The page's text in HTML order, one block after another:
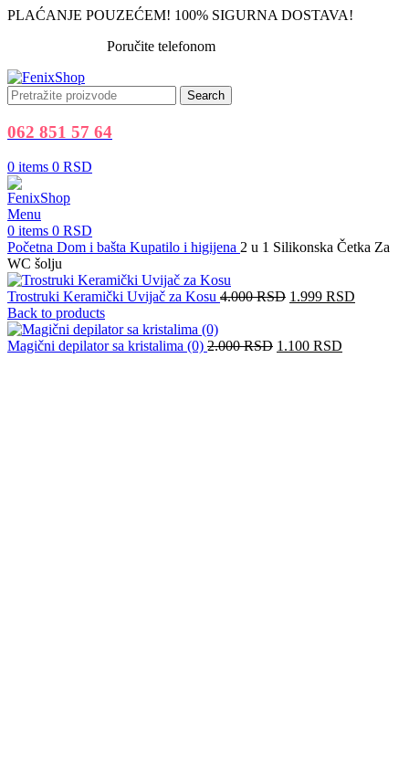
PLAĆANJE POUZEĆEM! 100% SIGURNA DOSTAVA!
Poručite telefonom
Search
062 851 57 64
0 items 0 RSD
Menu
0 items 0 RSD
Početna Dom i bašta Kupatilo i higijena 2 u 1 Silikonska Četka Za
WC šolju
Trostruki Keramički Uvijač za Kosu 4.000RSD Originalna
bila:
1.999 RSD
Back to products
Magični depilator sa kristalima (0) 2.000RSD Originalna
1.100 RSD